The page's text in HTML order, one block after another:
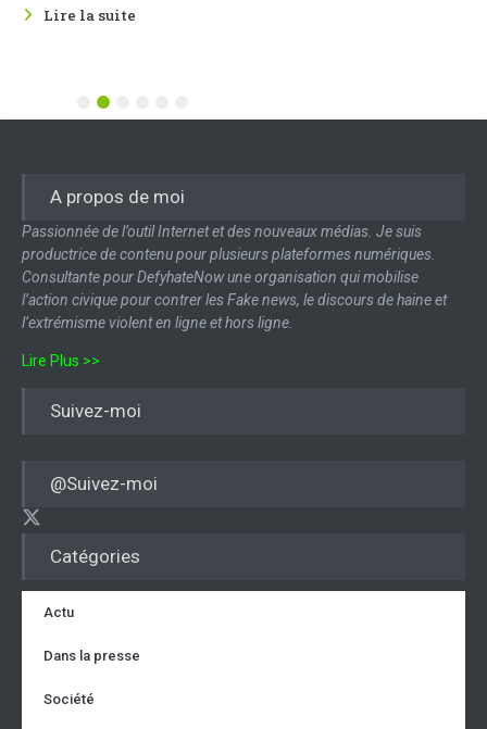
Lire la suite
5
Catégories
Actu
Dans la presse
Société
A propos de moi
Passionnée de l’outil Internet et des nouveaux médias. Je suis
productrice de contenu pour plusieurs plateformes numériques.
Consultante pour DefyhateNow une organisation qui mobilise
l’action civique pour contrer les Fake news, le discours de haine et
l’extrémisme violent en ligne et hors ligne.
Lire Plus >>
Suivez-moi
@Suivez-moi